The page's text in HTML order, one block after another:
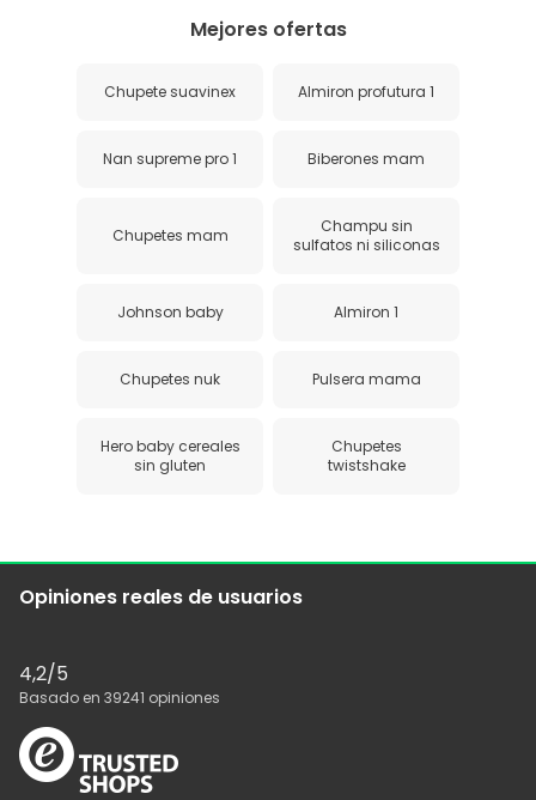
Mejores ofertas
Chupete suavinex Almiron profutura 1
Nan supreme pro 1 Biberones mam
Chupetes mam
Champu sin
sulfatos ni siliconas
Johnson baby Almiron 1
Chupetes nuk Pulsera mama
Hero baby cereales
sin gluten
Chupetes
twistshake
Opiniones reales de usuarios
4,2/5
Basado en 39241 opiniones